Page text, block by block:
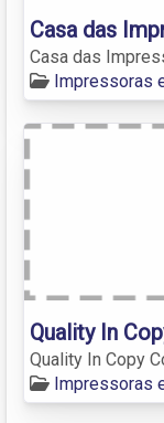
Casa das
Casa das
Impressoras
Quality In
Quality In Copy
Impressoras